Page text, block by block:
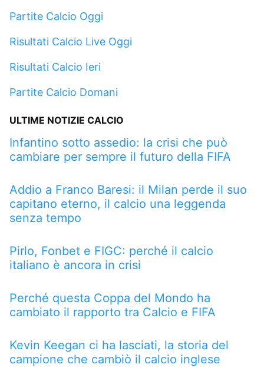
Partite Calcio Oggi
Risultati Calcio Live Oggi
Risultati Calcio Ieri
Partite Calcio Domani
ULTIME NOTIZIE CALCIO
Infantino sotto assedio: la crisi che può
cambiare per sempre il futuro della FIFA
Addio a Franco Baresi: il Milan perde il suo
capitano eterno, il calcio una leggenda
senza tempo
Pirlo, Fonbet e FIGC: perché il calcio
italiano è ancora in crisi
Perché questa Coppa del Mondo ha
cambiato il rapporto tra Calcio e FIFA
Kevin Keegan ci ha lasciati, la storia del
campione che cambiò il calcio inglese